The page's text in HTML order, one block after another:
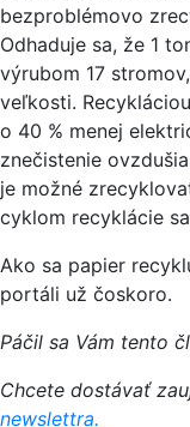
bezproblémovo
Odhaduje sa, že 1
výrubom 17
veľkosti.
o 40 % menej
znečistenie
je možné
cyklom recyklácie
Ako sa papier
portáli už čoskoro.
Páčil sa Vám tento
Chcete dostávať
newslettra.